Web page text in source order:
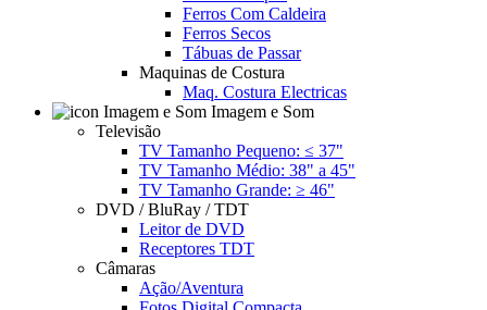
Ferros Com Caldeira
Ferros Secos
Tábuas de Passar
Maquinas de Costura
Maq. Costura Electricas
Imagem e Som
Televisão
TV Tamanho Pequeno: ≤ 37"
TV Tamanho Médio: 38" a 45"
TV Tamanho Grande: ≥ 46"
DVD / BluRay / TDT
Leitor de DVD
Receptores TDT
Câmaras
Ação/Aventura